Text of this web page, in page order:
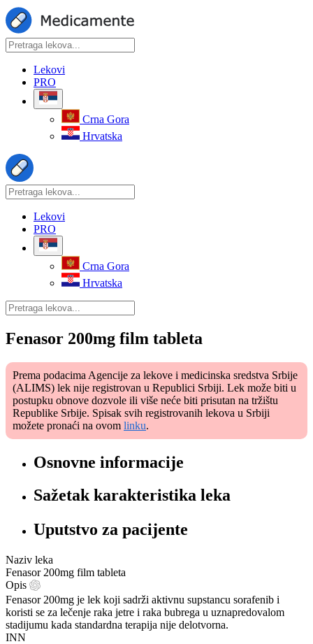
Lekovi
PRO
Crna Gora
Hrvatska
Lekovi
PRO
Crna Gora
Hrvatska
Fenasor 200mg film tableta
Prema podacima Agencije za lekove i medicinska sredstva Srbije
(ALIMS) lek nije registrovan u Republici Srbiji. Lek može biti u
postupku obnove dozvole ili više neće biti prisutan na tržištu
Republike Srbije. Spisak svih registrovanih lekova u Srbiji
možete pronaći na ovom linku.
Osnovne informacije
Sažetak karakteristika leka
Uputstvo za pacijente
Naziv leka
Fenasor 200mg film tableta
Opis
Fenasor 200mg je lek koji sadrži aktivnu supstancu sorafenib i
koristi se za lečenje raka jetre i raka bubrega u uznapredovalom
stadijumu kada standardna terapija nije delotvorna.
INN